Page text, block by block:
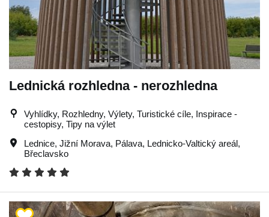
Lednická rozhledna - nerozhledna
Vyhlídky, Rozhledny, Výlety, Turistické cíle, Inspirace -
cestopisy, Tipy na výlet
Lednice, Jižní Morava, Pálava, Lednicko-Valtický areál,
Břeclavsko